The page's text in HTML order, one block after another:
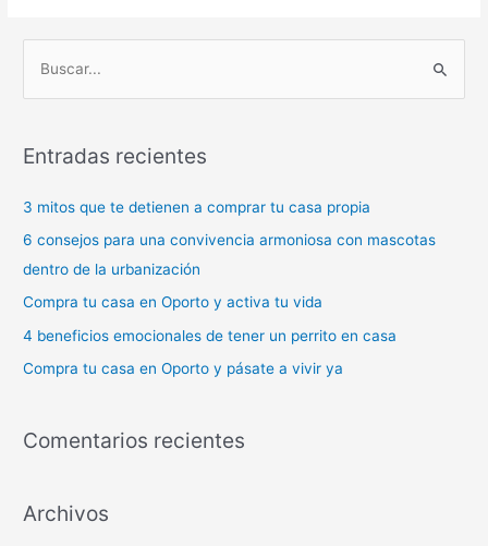
u
c
p
o
r
:
Entradas recientes
3 mitos que te detienen a comprar tu casa propia
6 consejos para una convivencia armoniosa con mascotas
dentro de la urbanización
Compra tu casa en Oporto y activa tu vida
4 beneficios emocionales de tener un perrito en casa
Compra tu casa en Oporto y pásate a vivir ya
Comentarios recientes
Archivos